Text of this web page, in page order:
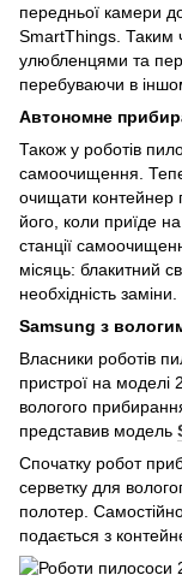
передньої камери
SmartThings. Таким
улюбленцями та
перебуваючи в
Автономне
Також у роботів
самоочищення.
очищати контейнер
його, коли приїде
станції
місяць: блакитний
необхідність заміни.
Samsung з
Власники роботів
пристрої на моделі
вологого
представив модель
Спочатку робот
серветку для
полотер.
подається з